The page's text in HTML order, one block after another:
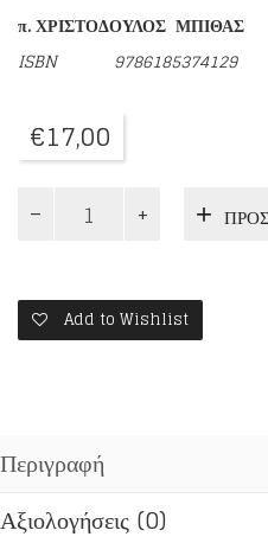
π. ΧΡΙΣΤΟΔΟΥΛΟΣ ΜΠΙΘΑΣ
ISBN 9786185374129
€17,00
ΧΑΜΟΓΕΛΟΠΟΙΟΣ
ΤΩΝ
ΕΣΚΙΜΩΩΝ
ποσότητα
Add to Wishlist
Περιγραφή
Αξιολογήσεις (0)